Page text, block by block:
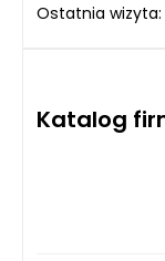
Ostatnia wizyta:
Katalog